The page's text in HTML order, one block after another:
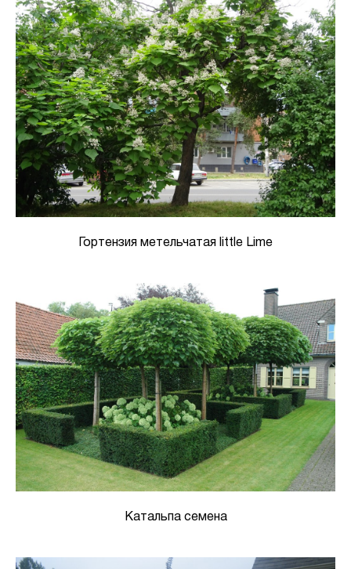
Гортензия метельчатая little Lime
Катальпа семена